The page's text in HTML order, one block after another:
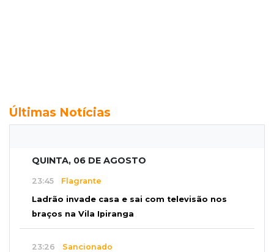
Últimas Notícias
QUINTA, 06 DE AGOSTO
23:45 Flagrante
Ladrão invade casa e sai com televisão nos
braços na Vila Ipiranga
23:26 Sancionado